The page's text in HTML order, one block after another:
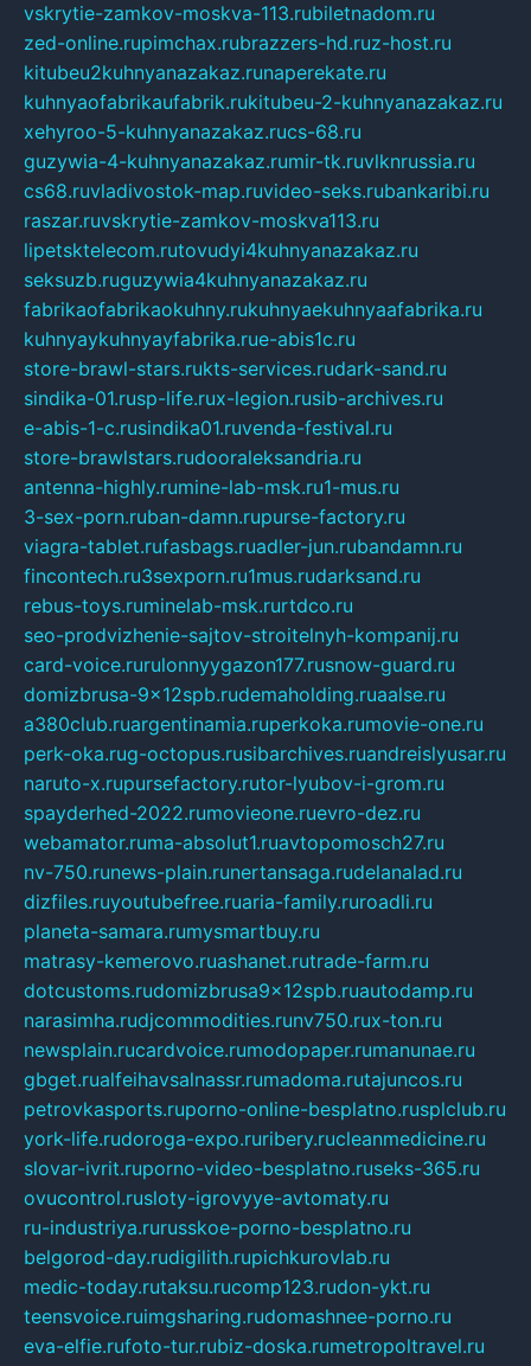
vskrytie-zamkov-moskva-113.rubiletnadom.ru
zed-online.rupimchax.rubrazzers-hd.ruz-host.ru
kitubeu2kuhnyanazakaz.runaperekate.ru
kuhnyaofabrikaufabrik.rukitubeu-2-kuhnyanazakaz.ru
xehyroo-5-kuhnyanazakaz.rucs-68.ru
guzywia-4-kuhnyanazakaz.rumir-tk.ruvlknrussia.ru
cs68.ruvladivostok-map.ruvideo-seks.rubankaribi.ru
raszar.ruvskrytie-zamkov-moskva113.ru
lipetsktelecom.rutovudyi4kuhnyanazakaz.ru
seksuzb.ruguzywia4kuhnyanazakaz.ru
fabrikaofabrikaokuhny.rukuhnyaekuhnyaafabrika.ru
kuhnyaykuhnyayfabrika.rue-abis1c.ru
store-brawl-stars.rukts-services.rudark-sand.ru
sindika-01.rusp-life.rux-legion.rusib-archives.ru
e-abis-1-c.rusindika01.ruvenda-festival.ru
store-brawlstars.rudooraleksandria.ru
antenna-highly.rumine-lab-msk.ru1-mus.ru
3-sex-porn.ruban-damn.rupurse-factory.ru
viagra-tablet.rufasbags.ruadler-jun.rubandamn.ru
fincontech.ru3sexporn.ru1mus.rudarksand.ru
rebus-toys.ruminelab-msk.rurtdco.ru
seo-prodvizhenie-sajtov-stroitelnyh-kompanij.ru
card-voice.rurulonnyygazon177.rusnow-guard.ru
domizbrusa-9x12spb.rudemaholding.ruaalse.ru
a380club.ruargentinamia.ruperkoka.rumovie-one.ru
perk-oka.rug-octopus.rusibarchives.ruandreislyusar.ru
naruto-x.rupursefactory.rutor-lyubov-i-grom.ru
spayderhed-2022.rumovieone.ruevro-dez.ru
webamator.ruma-absolut1.ruavtopomosch27.ru
nv-750.runews-plain.runertansaga.rudelanalad.ru
dizfiles.ruyoutubefree.ruaria-family.ruroadli.ru
planeta-samara.rumysmartbuy.ru
matrasy-kemerovo.ruashanet.rutrade-farm.ru
dotcustoms.rudomizbrusa9x12spb.ruautodamp.ru
narasimha.rudjcommodities.runv750.rux-ton.ru
newsplain.rucardvoice.rumodopaper.rumanunae.ru
gbget.rualfeihavsalnassr.rumadoma.rutajuncos.ru
petrovkasports.ruporno-online-besplatno.rusplclub.ru
york-life.rudoroga-expo.ruribery.rucleanmedicine.ru
slovar-ivrit.ruporno-video-besplatno.ruseks-365.ru
ovucontrol.rusloty-igrovyye-avtomaty.ru
ru-industriya.rurusskoe-porno-besplatno.ru
belgorod-day.rudigilith.rupichkurovlab.ru
medic-today.rutaksu.rucomp123.rudon-ykt.ru
teensvoice.ruimgsharing.rudomashnee-porno.ru
eva-elfie.rufoto-tur.rubiz-doska.rumetropoltravel.ru